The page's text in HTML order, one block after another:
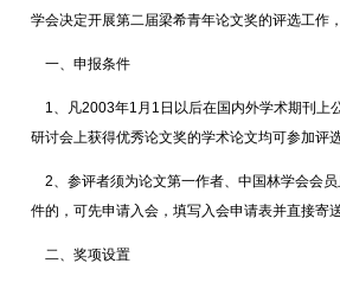
学会决定开展第二届梁希青年论文奖的评选工作
一、申报条件
1、凡2003年1月1日以后在国内外学术期刊上
研讨会上获得优秀论文奖的学术论文均可参加评选
2、参评者须为论文第一作者、中国林学会会
件的，可先申请入会，填写入会申请表并直接寄
二、奖项设置